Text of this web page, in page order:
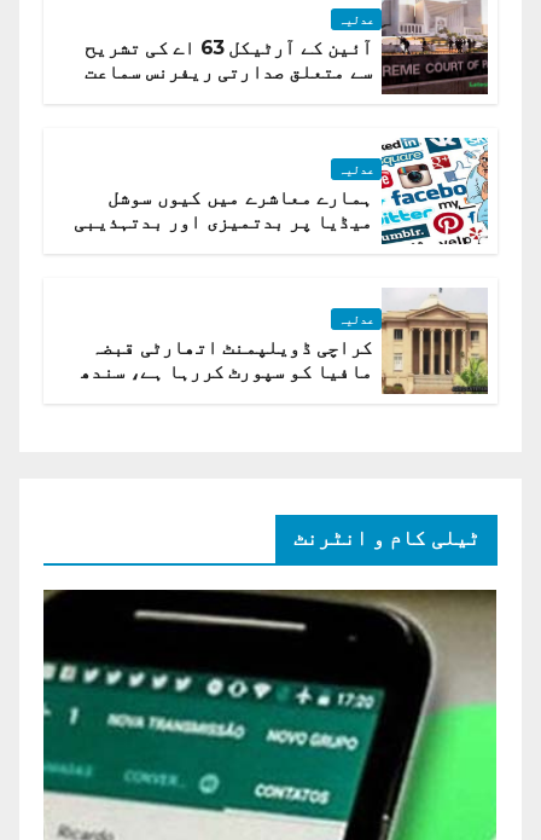
عدلیہ
آئین کے آرٹیکل 63 اے کی تشریح
سے متعلق صدارتی ریفرنس سماعت
عدلیہ
ہمارے معاشرے میں کیوں سوشل
میڈیا پر بدتمیزی اور بدتہذیبی
عدلیہ
کراچی ڈویلپمنٹ اتھارٹی قبضہ
مافیا کو سپورٹ کررہا ہے، سندھ
ٹیلی کام و انٹرنٹ